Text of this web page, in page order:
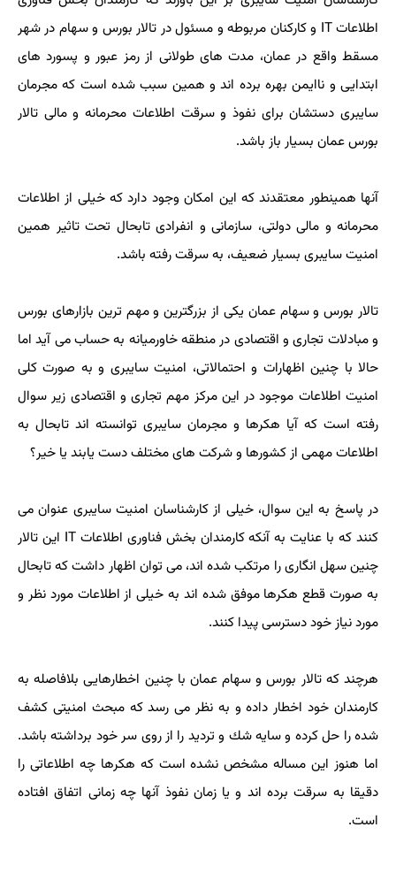
اطلاعات IT و كاركنان مربوطه و مسئول در تالار بورس و سهام در شهر
مسقط واقع در عمان، مدت های طولانی از رمز عبور و پسورد های
ابتدایی و ناایمن بهره برده اند و همین سبب شده است كه مجرمان
سایبری دستشان برای نفوذ و سرقت اطلاعات محرمانه و مالی تالار
بورس عمان بسیار باز باشد.
آنها همینطور معتقدند كه این امكان وجود دارد كه خیلی از اطلاعات
محرمانه و مالی دولتی، سازمانی و انفرادی تابحال تحت تاثیر همین
امنیت سایبری بسیار ضعیف، به سرقت رفته باشد.
تالار بورس و سهام عمان یكی از بزرگترین و مهم ترین بازارهای بورس
و مبادلات تجاری و اقتصادی در منطقه خاورمیانه به حساب می آید اما
حالا با چنین اظهارات و احتمالاتی، امنیت سایبری و به صورت كلی
امنیت اطلاعات موجود در این مركز مهم تجاری و اقتصادی زیر سوال
رفته است كه آیا هكرها و مجرمان سایبری توانسته اند تابحال به
اطلاعات مهمی از كشورها و شركت های مختلف دست یابند یا خیر؟
در پاسخ به این سوال، خیلی از كارشناسان امنیت سایبری عنوان می
كنند كه با عنایت به آنكه كارمندان بخش فناوری اطلاعات IT این تالار
چنین سهل انگاری را مرتكب شده اند، می توان اظهار داشت كه تابحال
به صورت قطع هكرها موفق شده اند به خیلی از اطلاعات مورد نظر و
مورد نیاز خود دسترسی پیدا كنند.
هرچند كه تالار بورس و سهام عمان با چنین اخطارهایی بلافاصله به
كارمندان خود اخطار داده و به نظر می رسد كه مبحث امنیتی كشف
شده را حل كرده و سایه شك و تردید را از روی سر خود برداشته باشد.
اما هنوز این مساله مشخص نشده است كه هكرها چه اطلاعاتی را
دقیقا به سرقت برده اند و یا زمان نفوذ آنها چه زمانی اتفاق افتاده
است.